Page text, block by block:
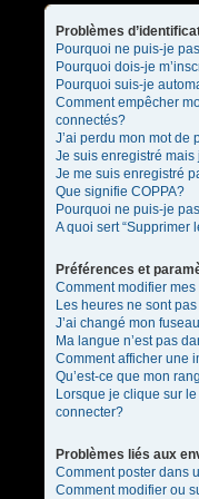
Problèmes
Pourquoi ne puis-je
Pourquoi dois-je
Pourquoi suis-je
Comment empêcher
connectés?
J’ai perdu mon mot de
Je suis enregistré
Je me suis enregistré
Que signifie COPPA?
Pourquoi ne puis-je
A quoi sert “Supprimer
Préférences et
Comment modifier
Les heures ne sont
J’ai changé mon
Ma langue n’est pas
Comment afficher une
Qu’est-ce que mon
Lorsque je clique sur
connecter?
Problèmes liés aux
Comment poster dans
Comment modifier ou